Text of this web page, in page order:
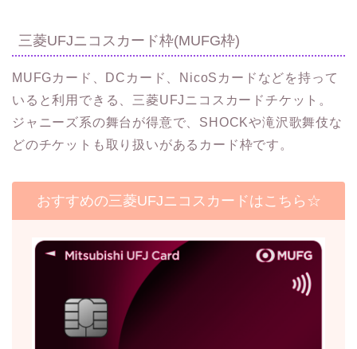
三菱UFJニコスカード枠(MUFG枠)
MUFGカード、DCカード、NicoSカードなどを持って
いると利用できる、三菱UFJニコスカードチケット。
ジャニーズ系の舞台が得意で、SHOCKや滝沢歌舞伎な
どのチケットも取り扱いがあるカード枠です。
おすすめの三菱UFJニコスカードはこちら☆